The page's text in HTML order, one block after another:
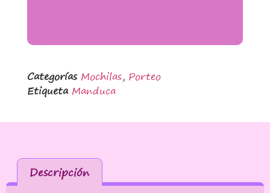
Categorías Mochilas, Porteo
Etiqueta Manduca
Descripción